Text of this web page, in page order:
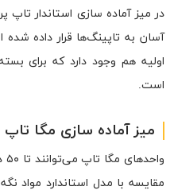
در میز آماده سازی استاندار
آسان به تاپینگ‌ها قرار داده
اولیه هم وجود دارد که برای
است.
میز آماده سازی مگا تاپ
مقایسه با مدل استاندارد مواد